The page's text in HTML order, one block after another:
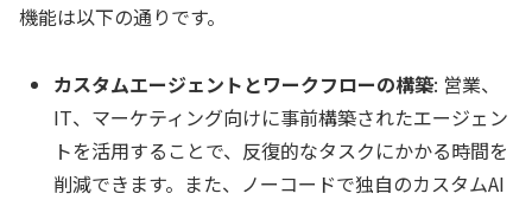
機能は以下の通りです。
カスタムエージェントとワークフローの構築: 営業、
IT、マーケティング向けに事前構築されたエージェン
トを活用することで、反復的なタスクにかかる時間を
削減できます。また、ノーコードで独自のカスタムAI